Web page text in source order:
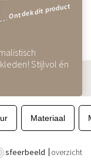
Stijlvol én
Ontdek dit product
Materiaal
sfeerbeeld overzicht